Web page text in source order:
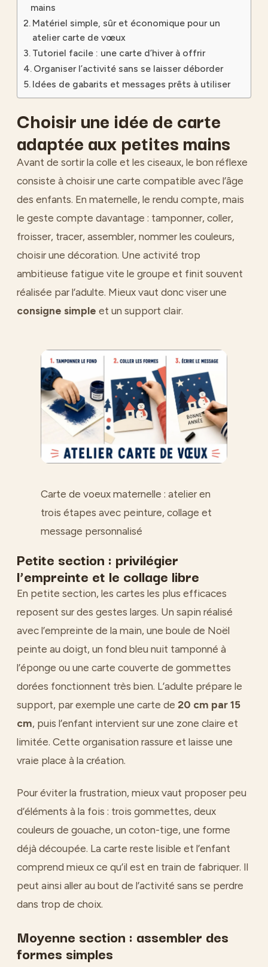
mains
Matériel simple, sûr et économique pour un
atelier carte de vœux
Tutoriel facile : une carte d’hiver à offrir
Organiser l’activité sans se laisser déborder
Idées de gabarits et messages prêts à utiliser
Choisir une idée de carte
adaptée aux petites mains
Avant de sortir la colle et les ciseaux, le bon réflexe
consiste à choisir une carte compatible avec l’âge
des enfants. En maternelle, le rendu compte, mais
le geste compte davantage : tamponner, coller,
froisser, tracer, assembler, nommer les couleurs,
choisir une décoration. Une activité trop
ambitieuse fatigue vite le groupe et finit souvent
réalisée par l’adulte. Mieux vaut donc viser une
consigne simple et un support clair.
Carte de voeux maternelle : atelier en
trois étapes avec peinture, collage et
message personnalisé
Petite section : privilégier
l’empreinte et le collage libre
En petite section, les cartes les plus efficaces
reposent sur des gestes larges. Un sapin réalisé
avec l’empreinte de la main, une boule de Noël
peinte au doigt, un fond bleu nuit tamponné à
l’éponge ou une carte couverte de gommettes
dorées fonctionnent très bien. L’adulte prépare le
support, par exemple une carte de 20 cm par 15
cm, puis l’enfant intervient sur une zone claire et
limitée. Cette organisation rassure et laisse une
vraie place à la création.
Pour éviter la frustration, mieux vaut proposer peu
d’éléments à la fois : trois gommettes, deux
couleurs de gouache, un coton-tige, une forme
déjà découpée. La carte reste lisible et l’enfant
comprend mieux ce qu’il est en train de fabriquer. Il
peut ainsi aller au bout de l’activité sans se perdre
dans trop de choix.
Moyenne section : assembler des
formes simples